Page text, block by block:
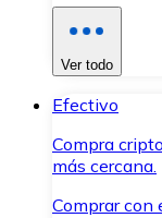
Ver todo
Efectivo
Compra
más cercana.
Comprar con